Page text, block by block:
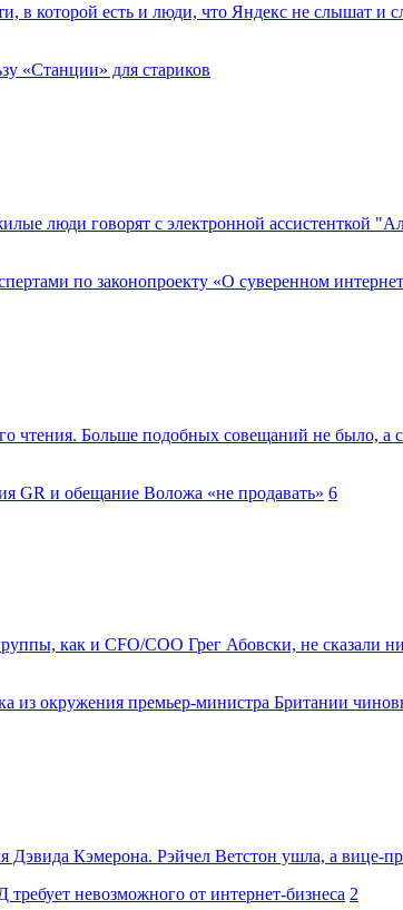
в которой есть и люди, что Яндекс не слышат
«Станции» для стариков
люди говорят с электронной ассистенткой
по законопроекту «О суверенном
Больше подобных совещаний не было, а
GR и обещание Воложа «не продавать» 6
как и CFO/COO Грег Абовски, не
из окружения премьер-министра Британии
Дэвида Кэмерона. Рэйчел Ветстон ушла, а вице-
невозможного от интернет-бизнеса 2